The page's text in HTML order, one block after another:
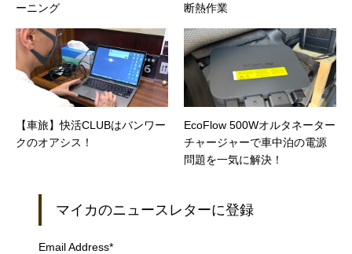
ーニング
断熱作業
【車旅】快活CLUBはバンワー
クのオアシス！
EcoFlow 500Wオルタネーター
チャージャーで車中泊の電源
問題を一気に解決！
マイカのニュースレターに登録
Email Address*